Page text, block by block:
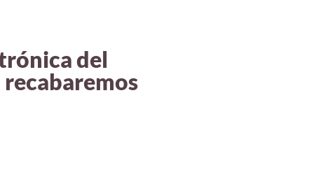
del